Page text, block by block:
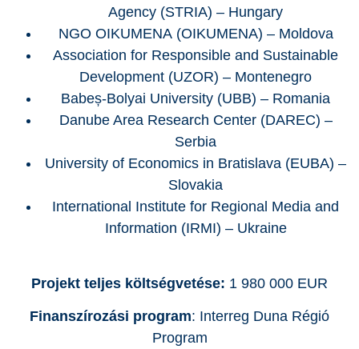
Agency (STRIA) – Hungary
NGO OIKUMENA (OIKUMENA) – Moldova
Association for Responsible and Sustainable
Development (UZOR) – Montenegro
Babeș-Bolyai University (UBB) – Romania
Danube Area Research Center (DAREC) –
Serbia
University of Economics in Bratislava (EUBA) –
Slovakia
International Institute for Regional Media and
Information (IRMI) – Ukraine
Projekt teljes költségvetése: 1 980 000 EUR
Finanszírozási program: Interreg Duna Régió
Program